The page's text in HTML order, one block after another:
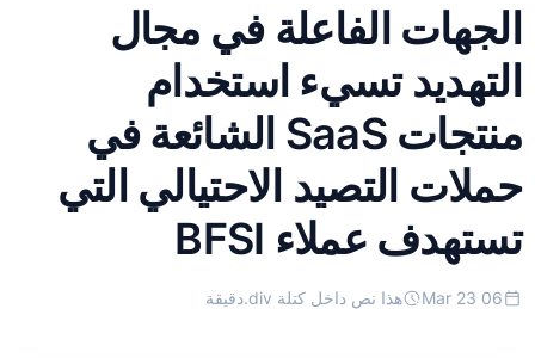
الجهات الفاعلة في مجال
التهديد تسيء استخدام
منتجات SaaS الشائعة في
حملات التصيد الاحتيالي التي
تستهدف عملاء BFSI
06 Mar 23 هذا نص داخل كتلة div. دقيقة